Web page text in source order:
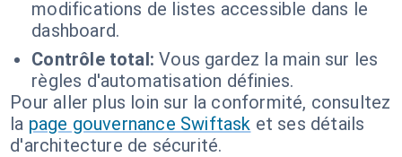
modifications de listes accessible dans le
dashboard.
Contrôle total: Vous gardez la main sur les
règles d'automatisation définies.
Pour aller plus loin sur la conformité, consultez
la page gouvernance Swiftask et ses détails
d'architecture de sécurité.